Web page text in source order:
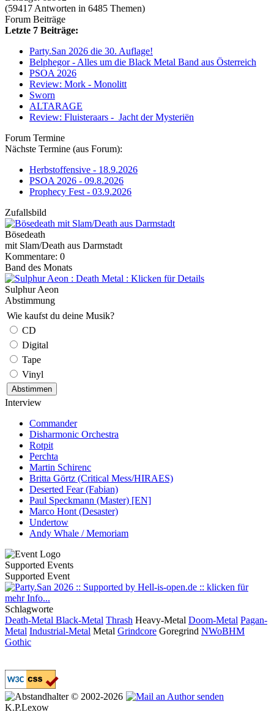
(59417 Antworten in 6485 Themen)
Forum Beiträge
Letzte 7 Beiträge:
Party.San 2026 die 30. Auflage!
Belphegor - Alles um die Black Metal Band aus Österreich
PSOA 2026
Review: Mork - Monolitt
Sworn
ALTARAGE
Review: Fluisteraars - Jacht der Mysteriën
Forum Termine
Nächste Termine (aus Forum):
Herbstoffensive - 18.9.2026
PSOA 2026 - 09.8.2026
Prophecy Fest - 03.9.2026
Zufallsbild
Bösedeath
mit Slam/Death aus Darmstadt
Kommentare: 0
Band des Monats
Sulphur Aeon
Abstimmung
Wie kaufst du deine Musik?
CD
Digital
Tape
Vinyl
Interview
Commander
Disharmonic Orchestra
Rotpit
Perchta
Martin Schirenc
Britta Görtz (Critical Mess/HIRAES)
Deserted Fear (Fabian)
Paul Speckmann (Master) [EN]
Marco Hont (Desaster)
Undertow
Andy Whale / Memoriam
Supported Events
Supported Event
Schlagworte
Death-Metal Black-Metal Thrash Heavy-Metal Doom-Metal Pagan-
Metal Industrial-Metal Metal Grindcore Goregrind NWoBHM
Gothic
© 2002-2026
K.P.Lexow